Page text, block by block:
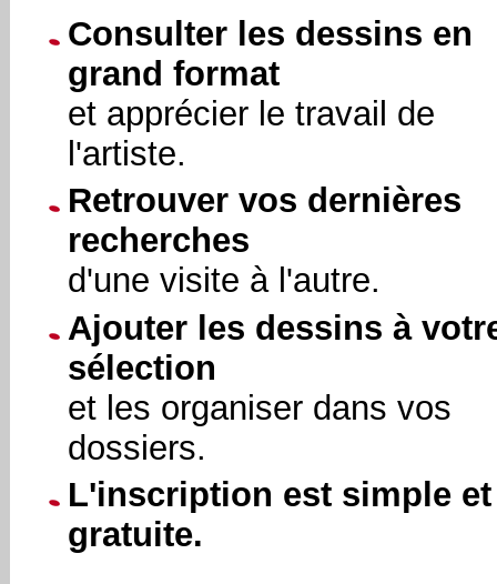
Consulter les dessins en
grand format
et apprécier le travail de
l'artiste.
Retrouver vos dernières
recherches
d'une visite à l'autre.
Ajouter les dessins à
sélection
et les organiser dans vos
dossiers.
L'inscription est simple et
gratuite.